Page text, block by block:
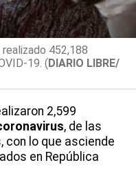
452,188
19. (DIARIO LIBRE/
2,599
, de las
con lo que asciende
en República